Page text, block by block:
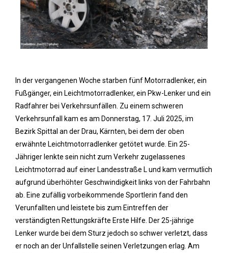
In der vergangenen Woche starben fünf Motorradlenker, ein
Fußgänger, ein Leichtmotorradlenker, ein Pkw-Lenker und ein
Radfahrer bei Verkehrsunfällen. Zu einem schweren
Verkehrsunfall kam es am Donnerstag, 17. Juli 2025, im
Bezirk Spittal an der Drau, Kärnten, bei dem der oben
erwähnte Leichtmotorradlenker getötet wurde. Ein 25-
Jähriger lenkte sein nicht zum Verkehr zugelassenes
Leichtmotorrad auf einer Landesstraße L und kam vermutlich
aufgrund überhöhter Geschwindigkeit links von der Fahrbahn
ab. Eine zufällig vorbeikommende Sportlerin fand den
Verunfallten und leistete bis zum Eintreffen der
verständigten Rettungskräfte Erste Hilfe. Der 25-jährige
Lenker wurde bei dem Sturz jedoch so schwer verletzt, dass
er noch an der Unfallstelle seinen Verletzungen erlag. Am